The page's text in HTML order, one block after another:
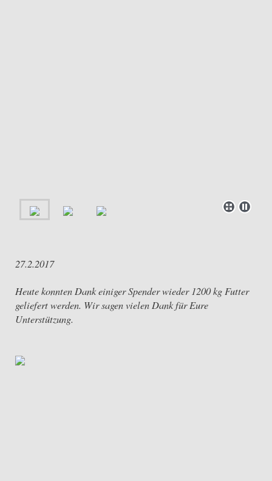
27.2.2017
Heute konnten Dank einiger Spender wieder 1200 kg Futter
geliefert werden. Wir sagen vielen Dank für Eure
Unterstützung.